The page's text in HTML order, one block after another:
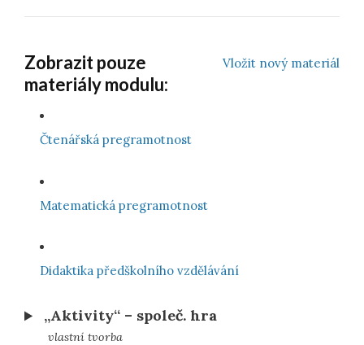
Vložit nový materiál
Zobrazit pouze
materiály modulu:
Čtenářská pregramotnost
Matematická pregramotnost
Didaktika předškolního vzdělávání
„Aktivity“ – společ. hra
vlastní tvorba